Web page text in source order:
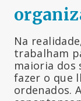
Na
trabalham
maioria dos
fazer o que
ordenados.